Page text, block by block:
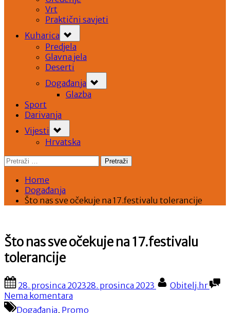
Vrt
Praktični savjeti
Kuharica
sub-
menu
Predjela
Glavna jela
Deserti
Događanja
sub-
menu
Glazba
Sport
Darivanja
Vijesti
sub-
menu
Hrvatska
Pretraži:
Home
Događanja
Što nas sve očekuje na 17.festivalu tolerancije
Što nas sve očekuje na 17.festivalu
tolerancije
Posted
on
28. prosinca 202328. prosinca 2023 By
Obitelj.hr
Nema komentara
Događanja, Promo